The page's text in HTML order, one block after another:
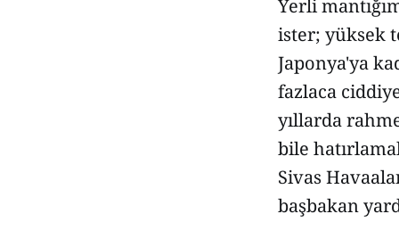
Yerli
ister; yüksek
Japonya'ya
fazlaca
yıllarda
bile
Sivas
başbakan